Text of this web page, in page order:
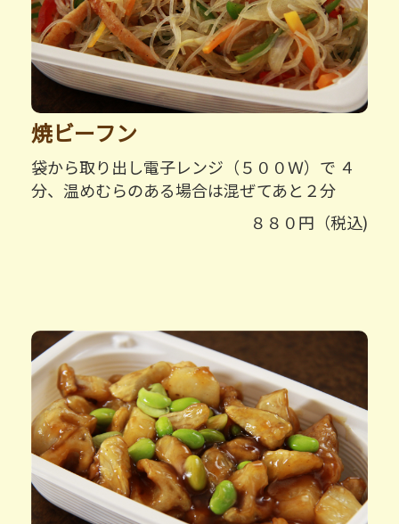
焼ビーフン
袋から取り出し電子レンジ（５００Ｗ）で ４
分、温めむらのある場合は混ぜてあと２分
８８０円（税込)